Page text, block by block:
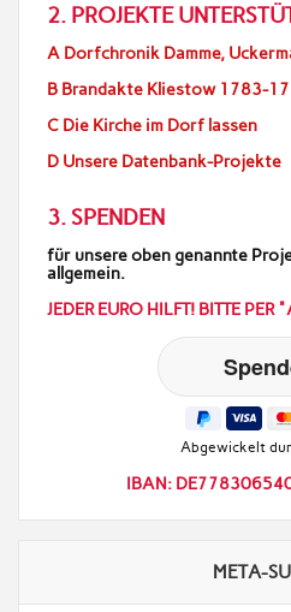
2. PROJEKTE
A Dorfchronik Damme,
B Brandakte Kliestow 1783-
C Die Kirche im Dorf lassen
D Unsere Datenbank-Projekte
3. SPENDEN
für unsere oben genannte
allgemein.
JEDER EURO HILFT! BITTE PER
Abgewickelt
IBAN:
META-